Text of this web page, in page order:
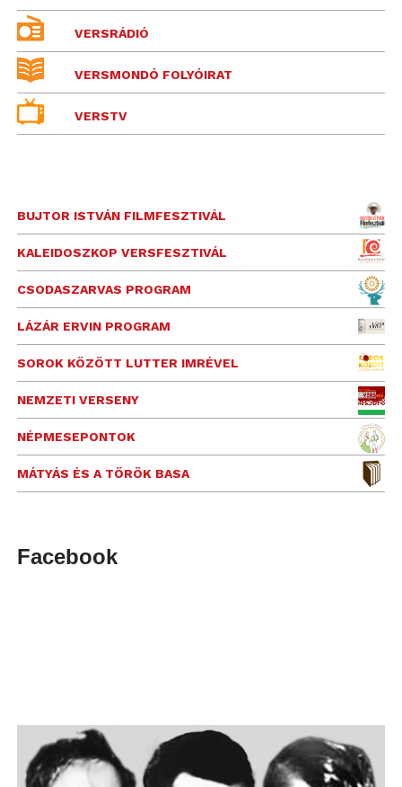
VERSRÁDIÓ
VERSMONDÓ FOLYÓIRAT
VERSTV
BUJTOR ISTVÁN FILMFESZTIVÁL
KALEIDOSZKOP VERSFESZTIVÁL
CSODASZARVAS PROGRAM
LÁZÁR ERVIN PROGRAM
SOROK KÖZÖTT LUTTER IMRÉVEL
NEMZETI VERSENY
NÉPMESEPONTOK
MÁTYÁS ÉS A TÖRÖK BASA
Facebook